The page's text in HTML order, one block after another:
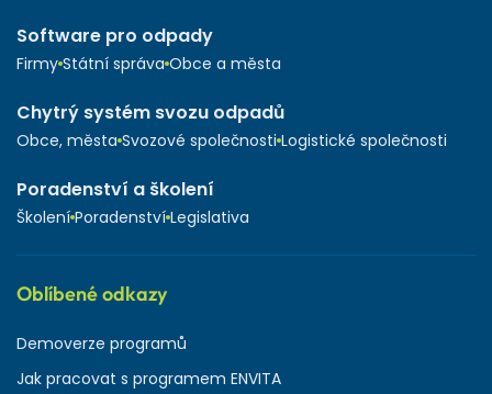
Software pro odpady
Firmy Státní správa Obce a města
Chytrý systém svozu odpadů
Obce, města Svozové společnosti Logistické společnosti
Poradenství a školení
Školení Poradenství Legislativa
Oblíbené odkazy
Demoverze programů
Jak pracovat s programem ENVITA